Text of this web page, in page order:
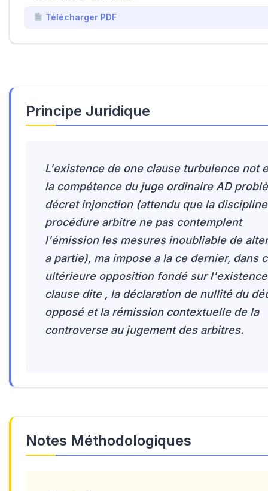
Principe Juridique
L'existence de one clause turbulence not
la compétence du juge ordinaire AD
décret injonction (attendu que la
procédure arbitre ne pas contemplent
l'émission les mesures inoubliable de
a partie), ma impose a la ce dernier, dans
ultérieure opposition fondé sur
clause dite , la déclaration de nullité du
opposé et la rémission contextuelle de la
controverse au jugement des arbitres.
Notes Méthodologiques
Télécharger PDF